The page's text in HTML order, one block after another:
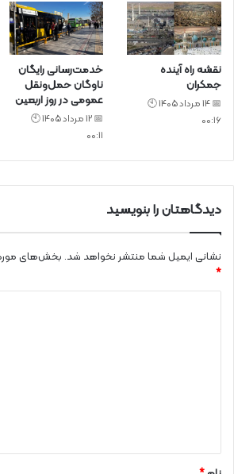
نقشه راه آینده
جمکران
📅 14 مرداد 1405 🕙
00:16
خدمت‌رسانی رایگان
ناوگان حمل‌ونقل
عمومی در روز اربعین
📅 12 مرداد 1405 🕙
00:11
دیدگاهتان را بنویسید
نشانی ایمیل شما منتشر نخواهد شد. بخش‌های
*